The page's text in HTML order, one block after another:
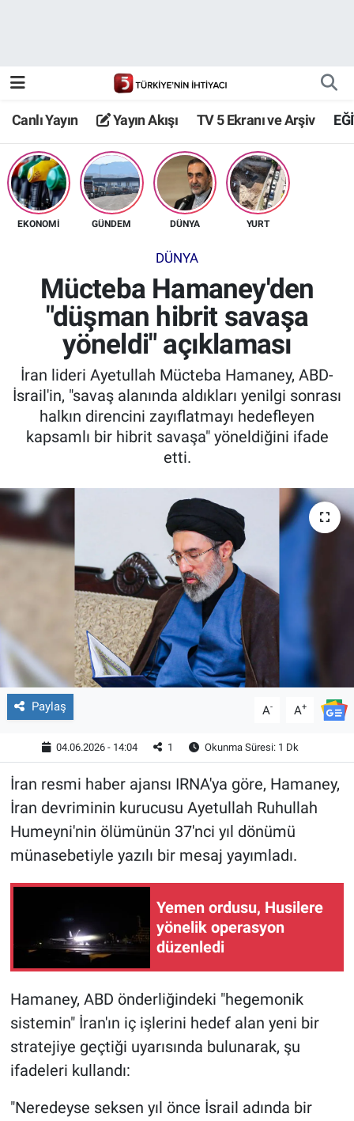
Canlı Yayın Yayın Akışı TV 5 Ekranı ve Arşiv
EKONOMİ GÜNDEM DÜNYA YURT
DÜNYA
Mücteba Hamaney'den
"düşman hibrit savaşa
yöneldi" açıklaması
İran lideri Ayetullah Mücteba Hamaney, ABD-
İsrail'in, "savaş alanında aldıkları yenilgi sonrası
halkın direncini zayıflatmayı hedefleyen
kapsamlı bir hibrit savaşa" yöneldiğini ifade
etti.
Paylaş A- A+
04.06.2026 - 14:04 1 Okunma Süresi: 1 Dk
İran resmi haber ajansı IRNA'ya göre, Hamaney,
İran devriminin kurucusu Ayetullah Ruhullah
Humeyni'nin ölümünün 37'nci yıl dönümü
münasebetiyle yazılı bir mesaj yayımladı.
Yemen ordusu, Husilere
yönelik operasyon
düzenledi
Hamaney, ABD önderliğindeki "hegemonik
sistemin" İran'ın iç işlerini hedef alan yeni bir
stratejiye geçtiği uyarısında bulunarak, şu
ifadeleri kullandı:
"Neredeyse seksen yıl önce İsrail adında bir
TV 5 Ekranı ve Arşiv